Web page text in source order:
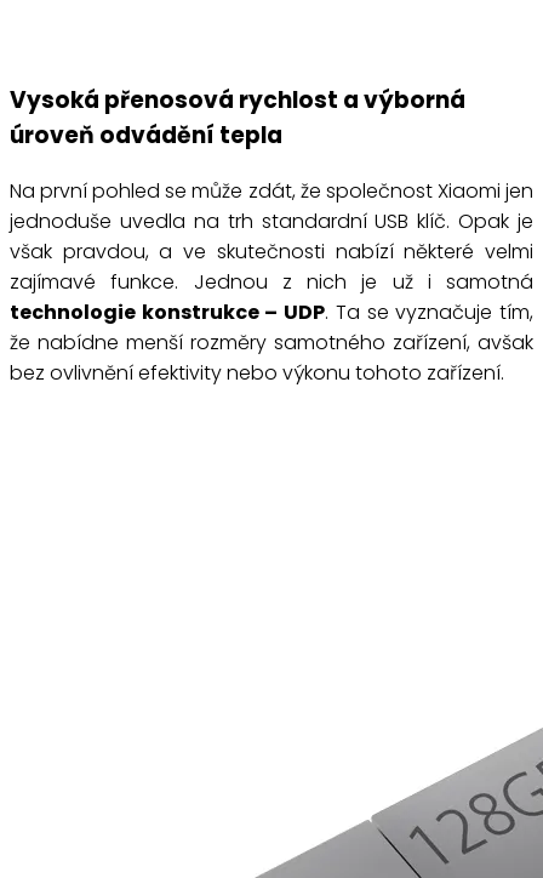
Vysoká přenosová rychlost a výborná
úroveň odvádění tepla
Na první pohled se může zdát, že společnost Xiaomi jen
jednoduše uvedla na trh standardní USB klíč. Opak je
však pravdou, a ve skutečnosti nabízí některé velmi
zajímavé funkce. Jednou z nich je už i samotná
technologie konstrukce – UDP. Ta se vyznačuje tím,
že nabídne menší rozměry samotného zařízení, avšak
bez ovlivnění efektivity nebo výkonu tohoto zařízení.